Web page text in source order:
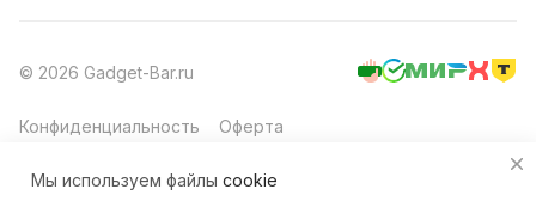
© 2026 Gadget-Bar.ru
Конфиденциальность Оферта
Мы используем файлы cookie